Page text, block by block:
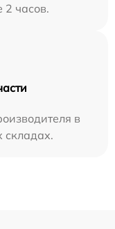
2 часов.
в
складах.